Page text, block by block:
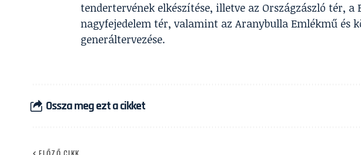
tendertervének elkészítése, illetve az Országzászló tér, a
nagyfejedelem tér, valamint az Aranybulla Emlékmű és
generáltervezése.
Ossza meg ezt a cikket